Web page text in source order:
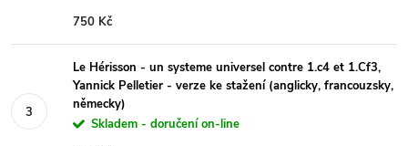
750 Kč
Le Hérisson - un systeme universel contre 1.c4 et 1.Cf3,
Yannick Pelletier - verze ke stažení (anglicky, francouzsky,
německy)
Skladem - doručení on-line